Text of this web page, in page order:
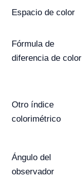
Espacio de color
Fórmula de
diferencia de color
Otro índice
colorimétrico
Ángulo del
observador